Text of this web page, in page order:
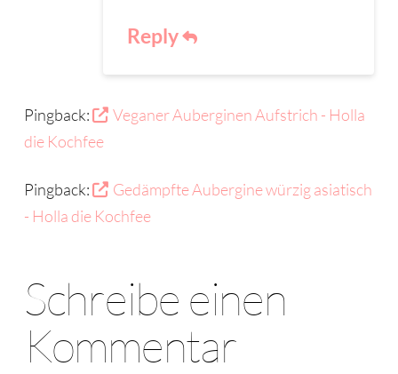
Reply
Pingback:
Veganer Auberginen Aufstrich - Holla
die Kochfee
Pingback:
Gedämpfte Aubergine würzig asiatisch
- Holla die Kochfee
Schreibe einen
Kommentar